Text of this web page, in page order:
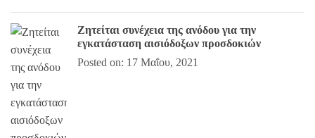
Ζητείται συνέχεια της ανόδου για την
εγκατάσταση αισιόδοξων προσδοκιών
Posted on: 17 Μαΐου, 2021